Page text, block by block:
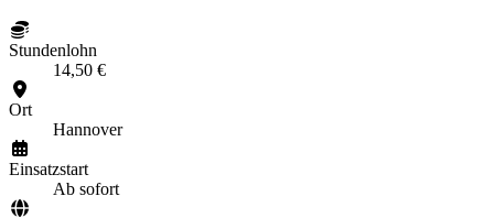
Stundenlohn
14,50 €
Ort
Hannover
Einsatzstart
Ab sofort